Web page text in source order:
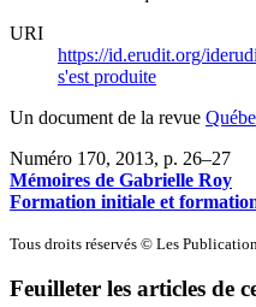
URI
https://id.erudit.org/
s'est produite
Un document de la revue
Numéro 170, 2013, p. 26–27
Mémoires de Gabrielle Roy
Formation initiale et
Tous droits réservés © Les
Feuilleter les articles de